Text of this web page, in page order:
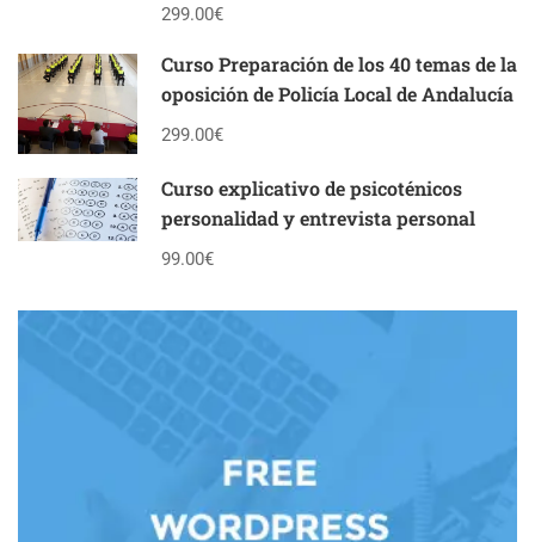
299.00€
Curso Preparación de los 40 temas de la
oposición de Policía Local de Andalucía
299.00€
Curso explicativo de psicoténicos
personalidad y entrevista personal
99.00€